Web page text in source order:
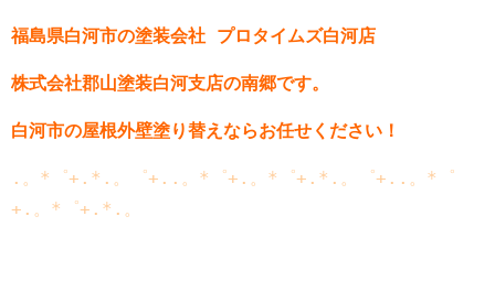
福島県白河市の塗装会社 プロタイムズ白河店
株式会社郡山塗装白河支店の南郷です。
白河市の屋根外壁塗り替えならお任せください！
.。*゜+.*.。゜+..。*゜+.。*゜+.*.。゜+..。*゜
+.。*゜+.*.。